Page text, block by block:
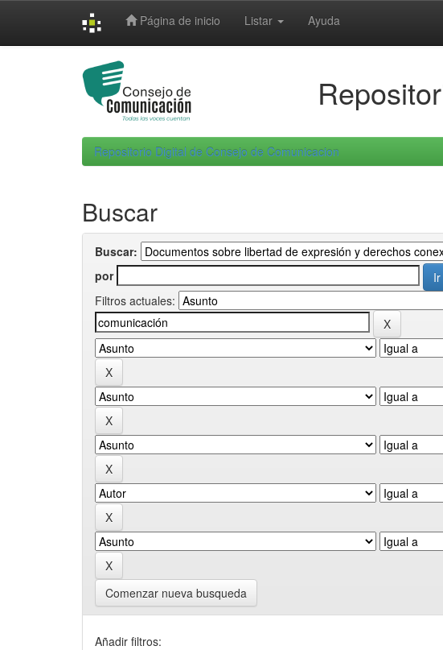
Página de inicio Listar Ayuda
Repositorio Digital de Consejo de Comunicacion
Buscar
Buscar:
por
Filtros actuales:
Comenzar nueva busqueda
Añadir filtros: